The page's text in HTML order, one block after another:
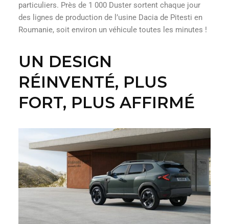
particuliers. Près de 1 000 Duster sortent chaque jour
des lignes de production de l’usine Dacia de Pitesti en
Roumanie, soit environ un véhicule toutes les minutes !
UN DESIGN
RÉINVENTÉ, PLUS
FORT, PLUS AFFIRMÉ